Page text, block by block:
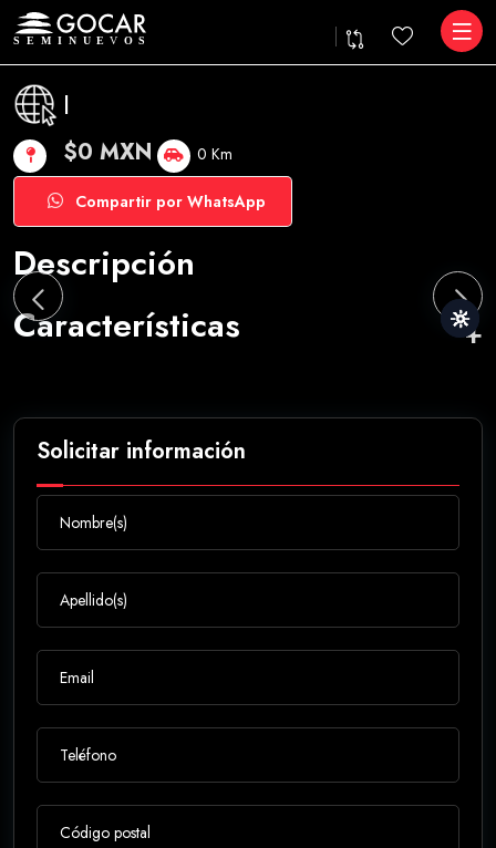
|
$0 MXN 0 Km
Compartir por WhatsApp
Descripción
Características
Solicitar información